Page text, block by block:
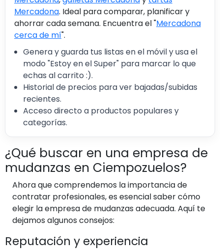
Mercadona. Ideal para comparar, planificar y
ahorrar cada semana. Encuentra el "Mercadona
cerca de mí".
Genera y guarda tus listas en el móvil y usa el
modo "Estoy en el Super" para marcar lo que
echas al carrito :).
Historial de precios para ver bajadas/subidas
recientes.
Acceso directo a productos populares y
categorías.
¿Qué buscar en una empresa de
mudanzas en Ciempozuelos?
Ahora que comprendemos la importancia de
contratar profesionales, es esencial saber cómo
elegir la empresa de mudanzas adecuada. Aquí te
dejamos algunos consejos:
Reputación y experiencia